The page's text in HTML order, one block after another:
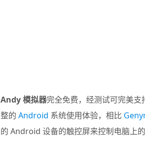
Andy 模拟器完全免费，经测试可完美支
整的 Android 系统使用体验，相比
的 Android 设备的触控屏来控制电脑上